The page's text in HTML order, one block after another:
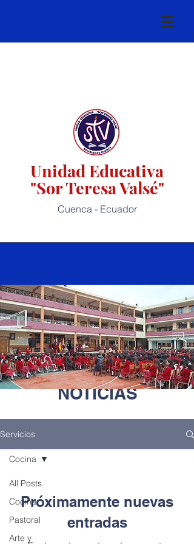
Unidad Educativa
"Sor Teresa Valsé"
Cuenca - Ecuador
NOTICIAS
Servicios
All Posts
Cocina
Pastoral
Arte y
Cocina
Próximamente nuevas
entradas